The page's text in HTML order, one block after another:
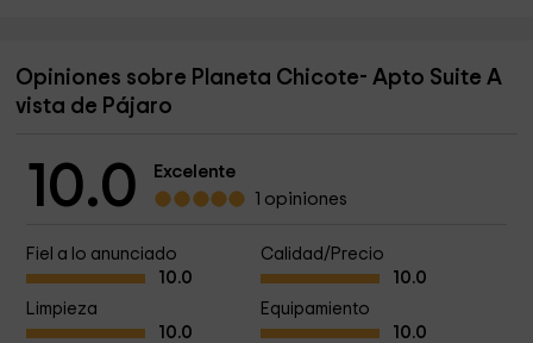
Opiniones sobre Planeta Chicote- Apto Suite A
vista de Pájaro
10.0
Excelente
1 opiniones
Fiel a lo anunciado
10.0
Calidad/Precio
10.0
Limpieza
10.0
Equipamiento
10.0